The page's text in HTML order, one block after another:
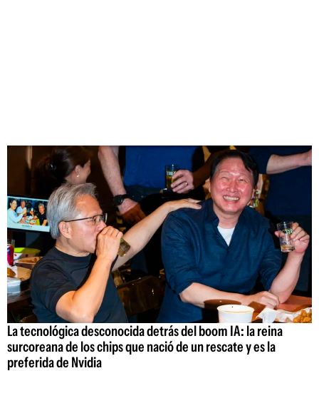
La tecnológica desconocida detrás del boom IA: la reina
surcoreana de los chips que nació de un rescate y es la
preferida de Nvidia